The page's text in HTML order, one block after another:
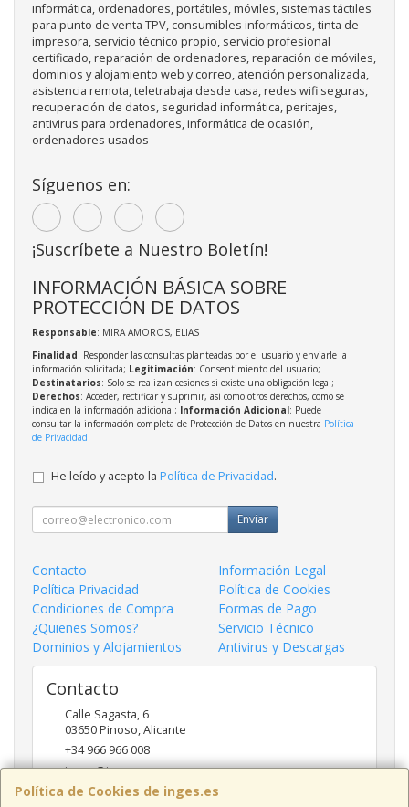
Política de Cookies de inges.es
informática, ordenadores, portátiles, móviles, sistemas táctiles
para punto de venta TPV, consumibles informáticos, tinta de
impresora, servicio técnico propio, servicio profesional
certificado, reparación de ordenadores, reparación de móviles,
dominios y alojamiento web y correo, atención personalizada,
asistencia remota, teletrabaja desde casa, redes wifi seguras,
recuperación de datos, seguridad informática, peritajes,
antivirus para ordenadores, informática de ocasión,
ordenadores usados
Síguenos en:
¡Suscríbete a Nuestro Boletín!
INFORMACIÓN BÁSICA SOBRE
PROTECCIÓN DE DATOS
Responsable: MIRA AMOROS, ELIAS
Finalidad: Responder las consultas planteadas por el usuario y enviarle la
información solicitada; Legitimación: Consentimiento del usuario;
Destinatarios: Solo se realizan cesiones si existe una obligación legal;
Derechos: Acceder, rectificar y suprimir, así como otros derechos, como se
indica en la información adicional; Información Adicional: Puede
consultar la información completa de Protección de Datos en nuestra Política
de Privacidad.
He leído y acepto la Política de Privacidad.
Enviar
Contacto
Información Legal
Política Privacidad
Política de Cookies
Condiciones de Compra
Formas de Pago
¿Quienes Somos?
Servicio Técnico
Dominios y Alojamientos
Antivirus y Descargas
Contacto
Calle Sagasta, 6
03650Pinoso,Alicante
+34 966 966 008
inges@inges.es